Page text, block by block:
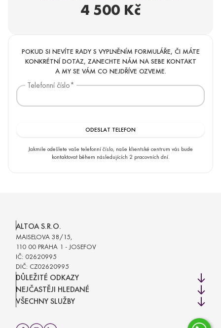
ALTOAMEDICALTOURISM.COM.
Clicking this link will redirect you to the Altoa
Medical Tourism website in the same window.
4 500 Kč
POKUD SI NEVÍTE RADY S VYPLNĚNÍM FORMULÁŘE, ČI MÁTE
KONKRÉTNÍ DOTAZ, ZANECHTE NÁM NA SEBE KONTAKT
A MY SE VÁM CO NEJDŘÍVE OZVEME.
Telefonní číslo*
Jakmile odešlete vaše telefonní číslo, naše klientské centrum vás bude
kontaktovat během následujících 2 pracovních dní.
ALTOA S.R.O.
MAISELOVA 38/15,
110 00 PRAHA 1 - JOSEFOV
IČ: 02620995
DIČ: CZ02620995
DŮLEŽITÉ ODKAZY
NEJČASTĚJI HLEDANÉ
VŠECHNY SLUŽBY